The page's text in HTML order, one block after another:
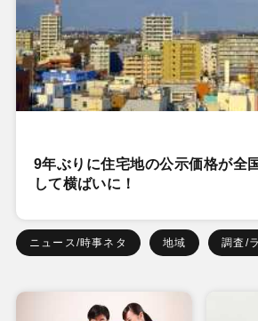
9年ぶりに住宅地の公示価格が全
して横ばいに！
ニュース/時事ネタ 地域 調査/